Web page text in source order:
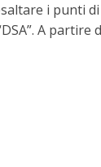
i punti
A partire